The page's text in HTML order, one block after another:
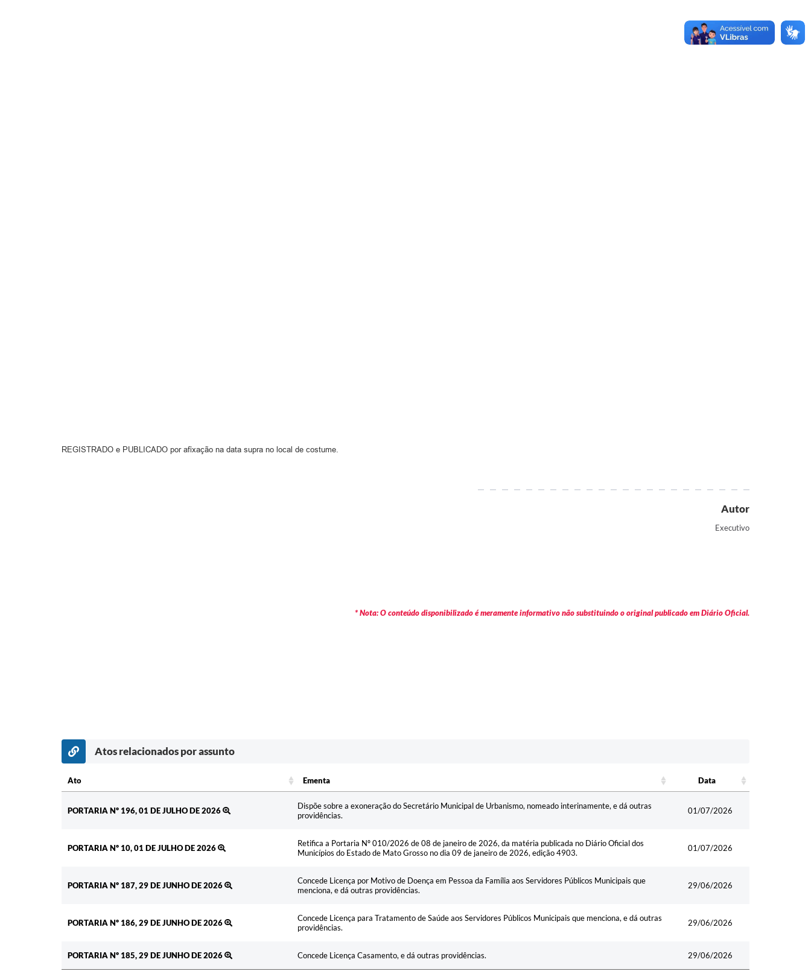
REGISTRADO e PUBLICADO por afixação na data supra no local de costume.
Autor
Executivo
* Nota: O conteúdo disponibilizado é meramente informativo não substituindo o original publicado em Diário Oficial.
Atos relacionados por assunto
Ato Ementa
Data
PORTARIA Nº 196, 01 DE JULHO DE 2026
Dispõe sobre a exoneração do Secretário Municipal de Urbanismo, nomeado interinamente, e dá outras
providências.
01/07/2026
PORTARIA Nº 10, 01 DE JULHO DE 2026
Retifica a Portaria Nº 010/2026 de 08 de janeiro de 2026, da matéria publicada no Diário Oficial dos
Municípios do Estado de Mato Grosso no dia 09 de janeiro de 2026, edição 4903.
01/07/2026
PORTARIA Nº 187, 29 DE JUNHO DE 2026
Concede Licença por Motivo de Doença em Pessoa da Família aos Servidores Públicos Municipais que
menciona, e dá outras providências.
29/06/2026
PORTARIA Nº 186, 29 DE JUNHO DE 2026
Concede Licença para Tratamento de Saúde aos Servidores Públicos Municipais que menciona, e dá outras
providências.
29/06/2026
PORTARIA Nº 185, 29 DE JUNHO DE 2026 Concede Licença Casamento, e dá outras providências. 29/06/2026